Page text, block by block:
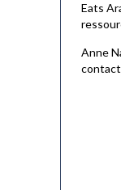
Eats
Anne